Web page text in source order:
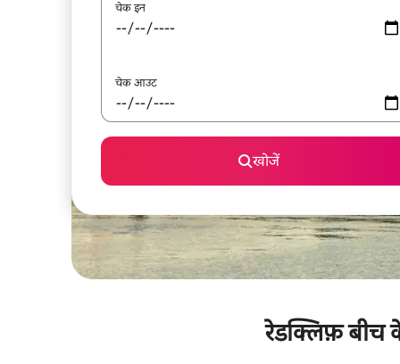
चेक इन
चेक आउट
खोजें
रेडक्लिफ़ बीच